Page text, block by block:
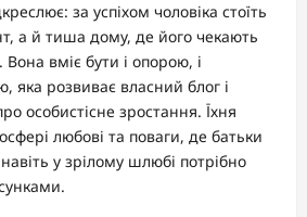
за успіхом чоловіка стоїть
а й тиша дому, де його чекають
вміє бути і опорою, і
яка розвиває власний блог і
особистісне зростання. Їхня
любові та поваги, де батьки
у зрілому шлюбі потрібно